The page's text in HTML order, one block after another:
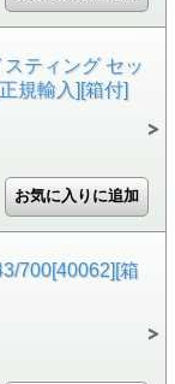
スティング セッ
規輸入][箱付]
700[40062][箱